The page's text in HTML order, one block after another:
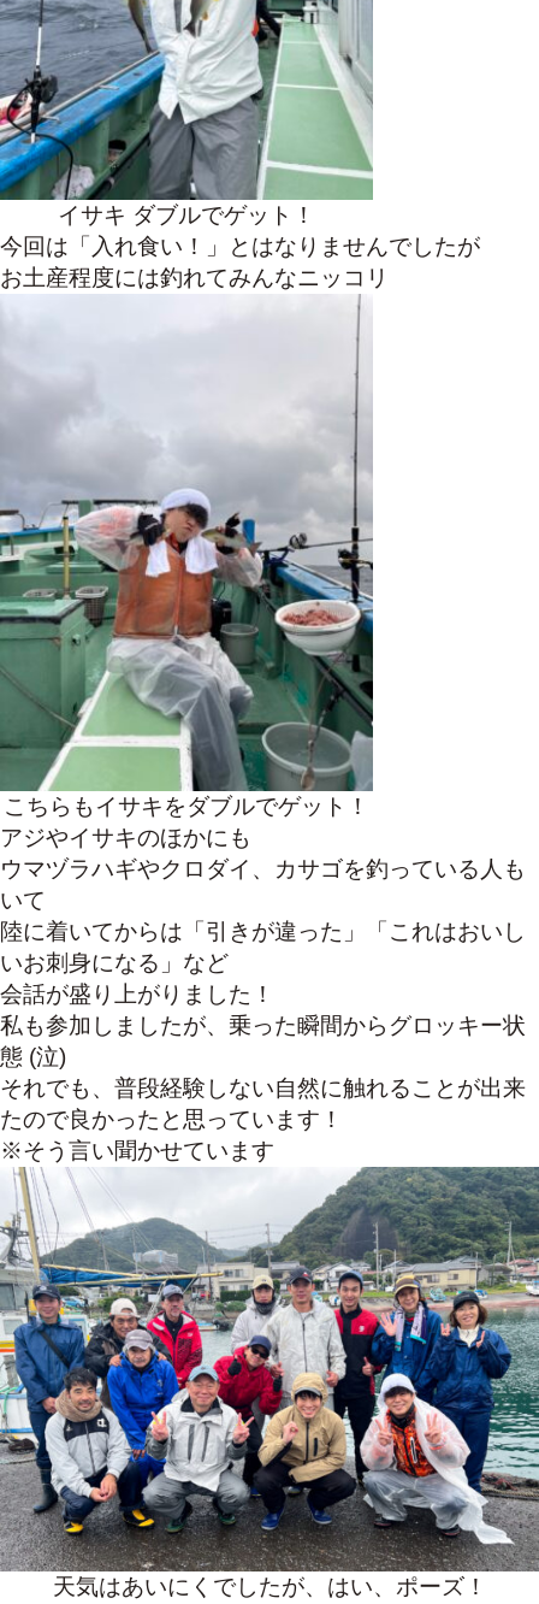
イサキ ダブルでゲット！
今回は「入れ食い！」とはなりませんでしたが
お土産程度には釣れてみんなニッコリ
こちらもイサキをダブルでゲット！
アジやイサキのほかにも
ウマヅラハギやクロダイ、カサゴを釣っている人も
いて
陸に着いてからは「引きが違った」「これはおいし
いお刺身になる」など
会話が盛り上がりました！
私も参加しましたが、乗った瞬間からグロッキー状
態 (泣)
それでも、普段経験しない自然に触れることが出来
たので良かったと思っています！
※そう言い聞かせています
天気はあいにくでしたが、はい、ポーズ！